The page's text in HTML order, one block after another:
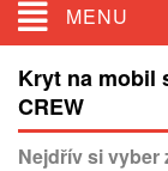
MENU
Kryt na mobil
CREW
Nejdřív si vyber